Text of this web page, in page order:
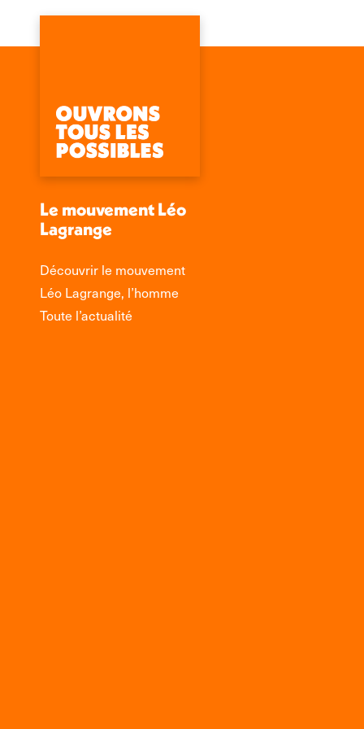
Le mouvement Léo
Lagrange
Découvrir le mouvement
Léo Lagrange, l’homme
Toute l’actualité